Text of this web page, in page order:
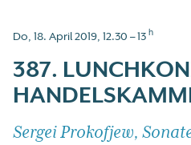
Do, 18. April 2019, 12.30 – 13 h
387.
Sergei Prokofjew,